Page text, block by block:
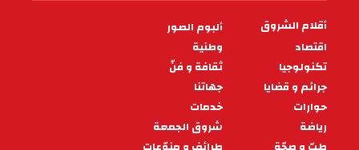
PIED
DE
PAGE
أقلام الشروق
ألبوم الصور
اقتصاد
وطنية
تكنولوجيا
ثقافة و فنّ
جرائم و قضايا
جهاتنا
حوارات
خدمات
رياضة
شروق الجمعة